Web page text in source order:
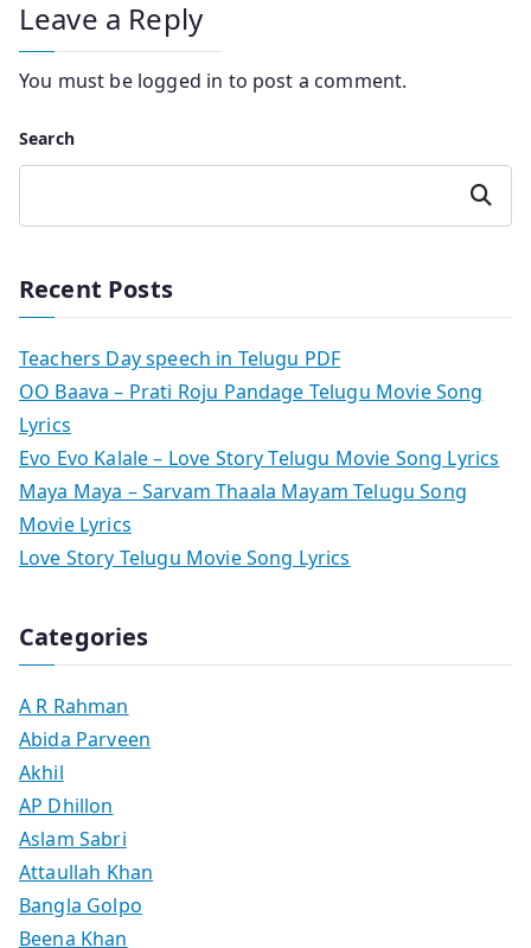
Leave a Reply
You must be logged in to post a comment.
Search
Search
Recent Posts
Teachers Day speech in Telugu PDF
OO Baava – Prati Roju Pandage Telugu Movie Song
Lyrics
Evo Evo Kalale – Love Story Telugu Movie Song Lyrics
Maya Maya – Sarvam Thaala Mayam Telugu Song
Movie Lyrics
Love Story Telugu Movie Song Lyrics
Categories
A R Rahman
Abida Parveen
Akhil
AP Dhillon
Aslam Sabri
Attaullah Khan
Bangla Golpo
Beena Khan